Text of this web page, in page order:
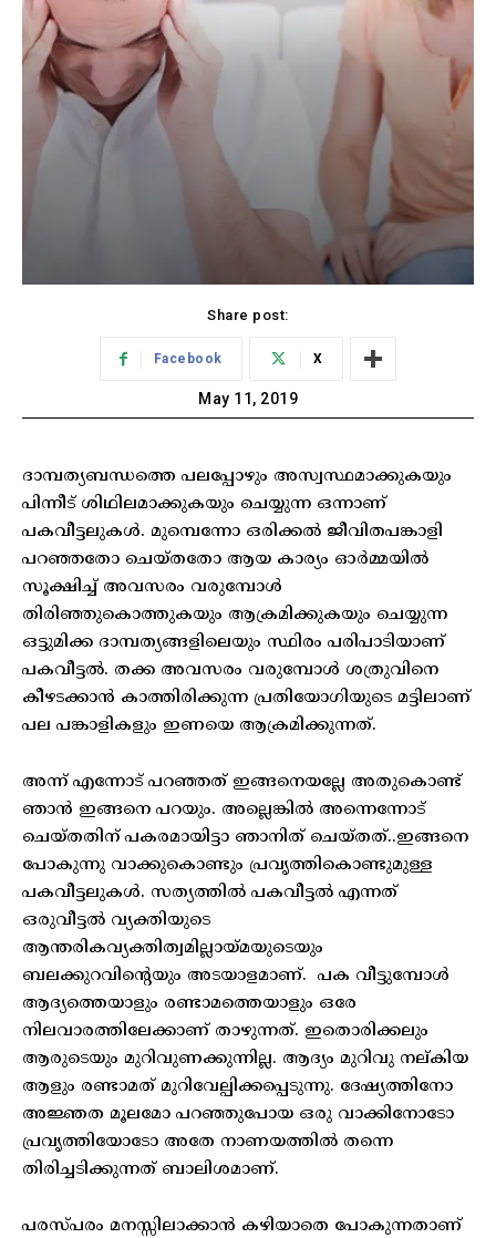
Share post:
Facebook X
May 11, 2019
ദാമ്പത്യബന്ധത്തെ പലപ്പോഴും അസ്വസ്ഥമാക്കുകയും
പിന്നീട് ശിഥിലമാക്കുകയും ചെയ്യുന്ന ഒന്നാണ്
പകവീട്ടലുകള്‍. മുമ്പെന്നോ ഒരിക്കല്‍ ജീവിതപങ്കാളി
പറഞ്ഞതോ ചെയ്തതോ ആയ കാര്യം ഓര്‍മ്മയില്‍
സൂക്ഷിച്ച് അവസരം വരുമ്പോള്‍
തിരിഞ്ഞുകൊത്തുകയും ആക്രമിക്കുകയും ചെയ്യുന്ന
ഒട്ടുമിക്ക ദാമ്പത്യങ്ങളിലെയും സ്ഥിരം പരിപാടിയാണ്
പകവീട്ടല്‍. തക്ക അവസരം വരുമ്പോള്‍ ശത്രുവിനെ
കീഴടക്കാന്‍ കാത്തിരിക്കുന്ന പ്രതിയോഗിയുടെ മട്ടിലാണ്
പല പങ്കാളികളും ഇണയെ ആക്രമിക്കുന്നത്.
അന്ന് എന്നോട് പറഞ്ഞത് ഇങ്ങനെയല്ലേ അതുകൊണ്ട്
ഞാന്‍ ഇങ്ങനെ പറയും. അല്ലെങ്കില്‍ അന്നെന്നോട്
ചെയ്തതിന് പകരമായിട്ടാ ഞാനിത് ചെയ്തത്..ഇങ്ങനെ
പോകുന്നു വാക്കുകൊണ്ടും പ്രവൃത്തികൊണ്ടുമുള്ള
പകവീട്ടലുകള്‍. സത്യത്തില്‍ പകവീട്ടല്‍ എന്നത്
ഒരുവീട്ടല്‍ വ്യക്തിയുടെ
ആന്തരികവ്യക്തിത്വമില്ലായ്മയുടെയും
ബലക്കുറവിന്റെയും അടയാളമാണ്. പക വീട്ടുമ്പോള്‍
ആദ്യത്തെയാളും രണ്ടാമത്തെയാളും ഒരേ
നിലവാരത്തിലേക്കാണ് താഴുന്നത്. ഇതൊരിക്കലും
ആരുടെയും മുറിവുണക്കുന്നില്ല. ആദ്യം മുറിവു നല്കിയ
ആളും രണ്ടാമത് മുറിവേല്പിക്കപ്പെടുന്നു. ദേഷ്യത്തിനോ
അജ്ഞത മൂലമോ പറഞ്ഞുപോയ ഒരു വാക്കിനോടോ
പ്രവൃത്തിയോടോ അതേ നാണയത്തില്‍ തന്നെ
തിരിച്ചടിക്കുന്നത് ബാലിശമാണ്.
പരസ്പരം മനസ്സിലാക്കാന്‍ കഴിയാതെ പോകുന്നതാണ്